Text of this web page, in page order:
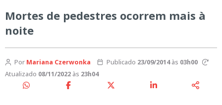
Mortes de pedestres ocorrem mais à
noite
Por Mariana Czerwonka Publicado 23/09/2014às 03h00
Atualizado 08/11/2022 às 23h04